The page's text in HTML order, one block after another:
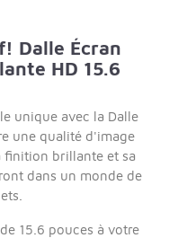
Dalle Écran
HD 15.6
unique avec la Dalle
une qualité d'image
finition brillante et sa
dans un monde de
15.6 pouces à votre